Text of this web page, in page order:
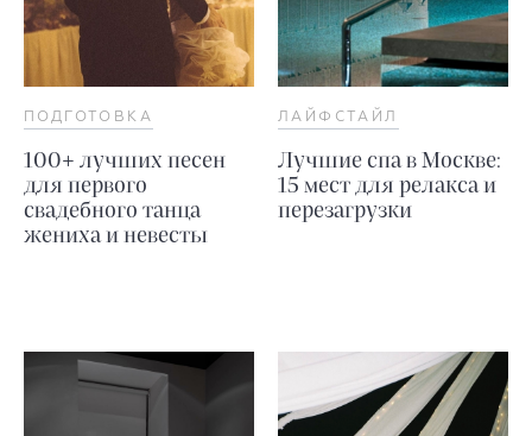
ПОДГОТОВКА
100+ лучших песен
для первого
свадебного танца
жениха и невесты
ЛАЙФСТАЙЛ
Лучшие спа в Москве:
15 мест для релакса и
перезагрузки